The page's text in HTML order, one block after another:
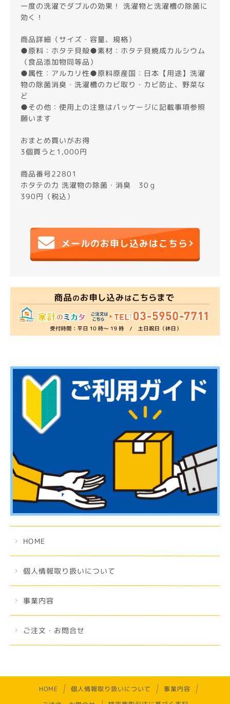
一度の洗濯でダブルの効果！ 洗濯物と洗濯槽の除菌に
効く！
商品詳細（サイズ・容量、規格）
●原料：ホタテ貝殻●素材：ホタテ貝焼成カルシウム
（食品添加物同等品）
●属性：アルカリ性●原料原産国：日本【用途】洗濯
物の除菌消臭・洗濯槽のカビ取り・カビ防止、野菜な
ど
●その他：使用上の注意はパッケージに記載事項参照
願います
おまとめ買いがお得
3個買うと1,000円
商品番号22801
ホタテの力 洗濯物の除菌・消臭 30ｇ
390円（税込）
メールのお申し込みはこちら
HOME
個人情報取り扱いについて
事業内容
ご注文・お問合せ
HOME 個人情報取り扱いについて 事業内容